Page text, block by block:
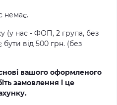
немає.
(у нас - ФОП, 2 група, без
від 500 грн. (без
вашого оформленого
замовлення і це